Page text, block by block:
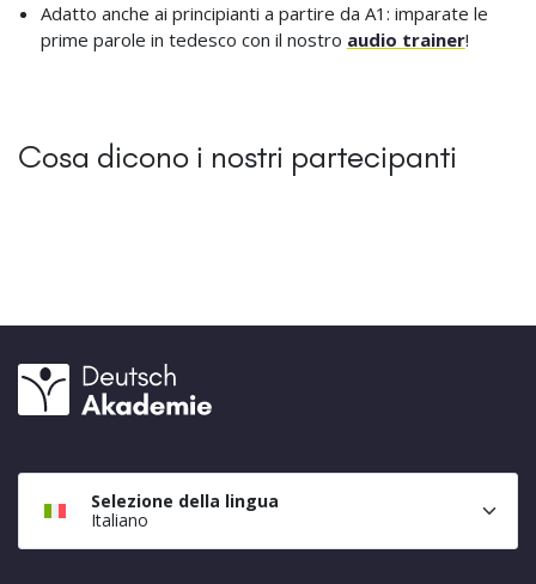
Adatto anche ai principianti a partire da A1: imparate le
prime parole in tedesco con il nostro audio trainer!
Cosa dicono i nostri partecipanti
Selezione della lingua
Italiano